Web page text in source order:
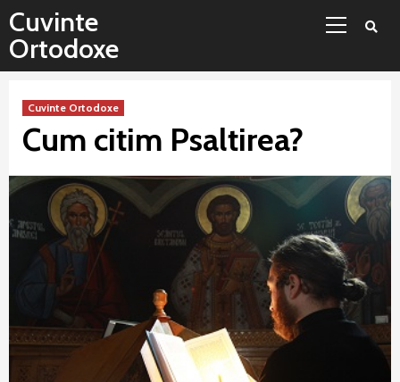
Sari
conținut
Cuvinte
Ortodoxe
Cuvinte Ortodoxe
Cum citim Psaltirea?